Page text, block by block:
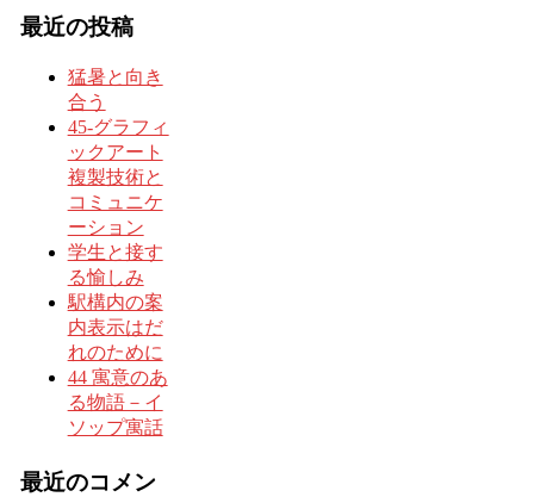
最近の投稿
猛暑と向き
合う
45-グラフィ
ックアート
複製技術と
コミュニケ
ーション
学生と接す
る愉しみ
駅構内の案
内表示はだ
れのために
44 寓意のあ
る物語－イ
ソップ寓話
最近のコメン